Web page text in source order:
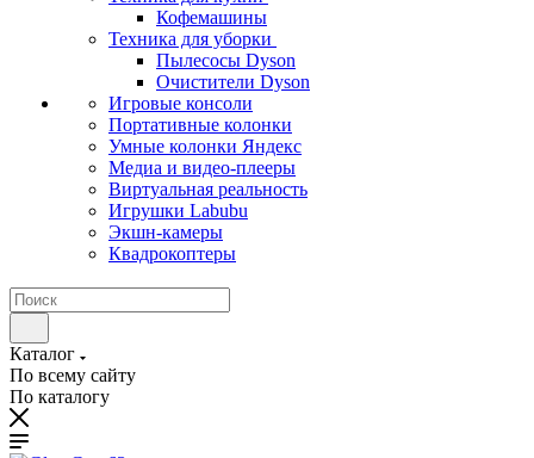
Кофемашины
Техника для уборки
Пылесосы Dyson
Очистители Dyson
Игровые консоли
Портативные колонки
Умные колонки Яндекс
Медиа и видео-плееры
Виртуальная реальность
Игрушки Labubu
Экшн-камеры
Квадрокоптеры
Каталог
По всему сайту
По каталогу